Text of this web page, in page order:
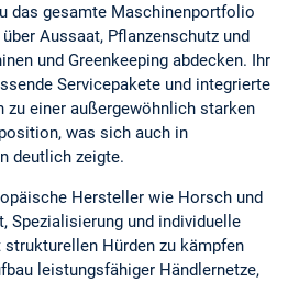
das gesamte Maschinenportfolio
Aussaat, Pflanzenschutz und
und Greenkeeping abdecken. Ihr
Servicepakete und integrierte
einer außergewöhnlich starken
was sich auch in
deutlich zeigte.
Hersteller wie Horsch und
Spezialisierung und individuelle
strukturellen Hürden zu kämpfen
leistungsfähiger Händlernetze,